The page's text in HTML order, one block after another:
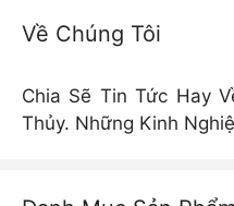
Về Chúng Tôi
Chia Sẽ Tin Tức Hay
Thủy. Những Kinh